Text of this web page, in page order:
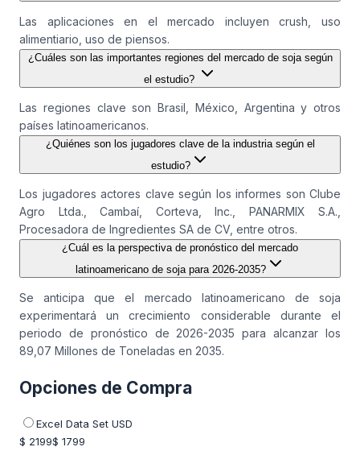
Las aplicaciones en el mercado incluyen crush, uso
alimentiario, uso de piensos.
¿Cuáles son las importantes regiones del mercado de soja según
el estudio?
Las regiones clave son Brasil, México, Argentina y otros
países latinoamericanos.
¿Quiénes son los jugadores clave de la industria según el
estudio?
Los jugadores actores clave según los informes son Clube
Agro Ltda., Cambaí, Corteva, Inc., PANARMIX S.A.,
Procesadora de Ingredientes SA de CV, entre otros.
¿Cuál es la perspectiva de pronóstico del mercado
latinoamericano de soja para 2026-2035?
Se anticipa que el mercado latinoamericano de soja
experimentará un crecimiento considerable durante el
periodo de pronóstico de 2026-2035 para alcanzar los
89,07 Millones de Toneladas en 2035.
Opciones de Compra
Excel Data Set USD
$ 2199$ 1799